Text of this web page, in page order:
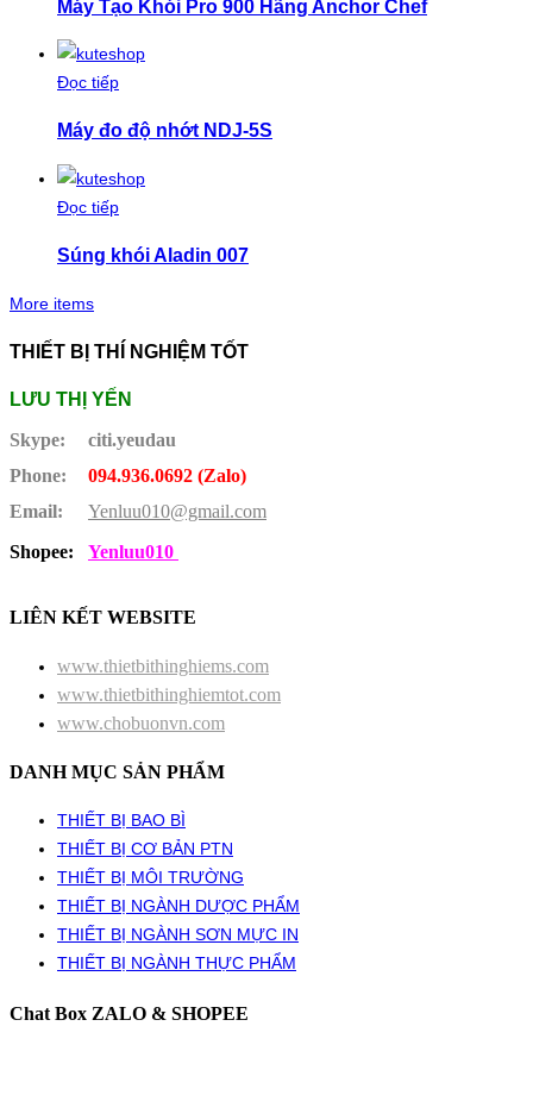
Máy Tạo Khói Pro 900 Hãng Anchor Chef
Đọc tiếp
Máy đo độ nhớt NDJ-5S
Đọc tiếp
Súng khói Aladin 007
More items
THIẾT BỊ THÍ NGHIỆM TỐT
LƯU THỊ YẾN
Skype:
citi.yeudau
Phone:
094.936.0692 (Zalo)
Email:
Yenluu010@gmail.com
Shopee:
Yenluu010
LIÊN KẾT WEBSITE
www.thietbithinghiems.com
www.thietbithinghiemtot.com
www.chobuonvn.com
DANH MỤC SẢN PHẨM
THIẾT BỊ BAO BÌ
THIẾT BỊ CƠ BẢN PTN
THIẾT BỊ MÔI TRƯỜNG
THIẾT BỊ NGÀNH DƯỢC PHẨM
THIẾT BỊ NGÀNH SƠN MỰC IN
THIẾT BỊ NGÀNH THỰC PHẨM
Chat Box ZALO & SHOPEE